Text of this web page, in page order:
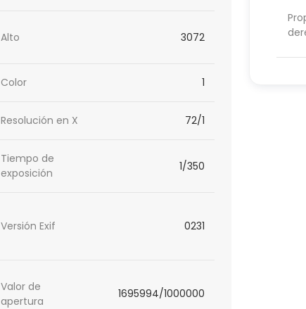
Alto 3072
Color 1
Resolución en X 72/1
Tiempo de
exposición
1/350
Versión Exif 0231
Valor de
apertura
1695994/1000000